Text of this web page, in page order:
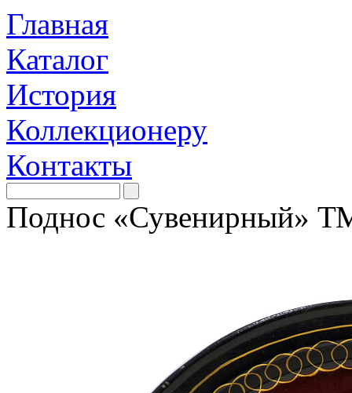
Главная
Каталог
История
Коллекционеру
Контакты
Поднос «Сувенирный»